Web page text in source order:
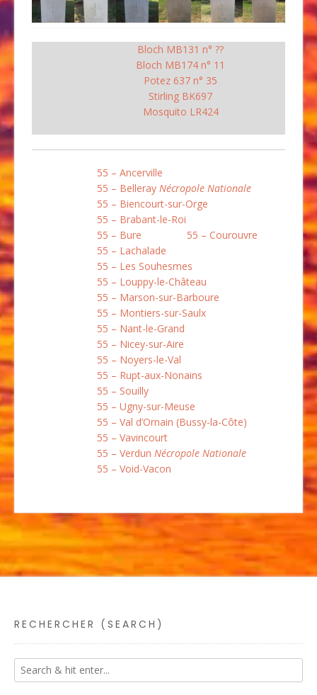
Bloch MB131 n° ??
Bloch MB174 n° 11
Potez 637 n° 35
Stirling BK697
Mosquito LR424
55 – Ancerville
55 – Belleray Nécropole Nationale
55 – Biencourt-sur-Orge
55 – Brabant-le-Roi
55 – Bure
55 – Courouvre
55 – Lachalade
55 – Les Souhesmes
55 – Louppy-le-Château
55 – Marson-sur-Barboure
55 – Montiers-sur-Saulx
55 – Nant-le-Grand
55 – Nicey-sur-Aire
55 – Noyers-le-Val
55 – Rupt-aux-Nonains
55 – Souilly
55 – Ugny-sur-Meuse
55 – Val d’Ornain (Bussy-la-Côte)
55 – Vavincourt
55 – Verdun Nécropole Nationale
55 – Void-Vacon
RECHERCHER (SEARCH)